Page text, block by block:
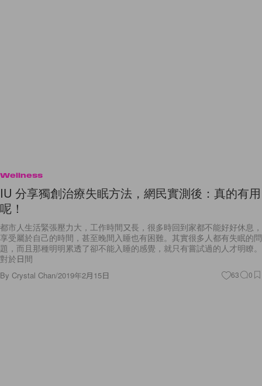
Wellness
IU 分享獨創治療失眠方法，網民實測後：真的有用
呢！
都市人生活緊張壓力大，工作時間又長，很多時回到家都不能好好休息，
享受屬於自己的時間，甚至晚間入睡也有困難。其實很多人都有失眠的問
題，而且那種明明累透了卻不能入睡的感覺，就只有嘗試過的人才明瞭。
對於日間
By Crystal Chan/2019年2月15日 63 0